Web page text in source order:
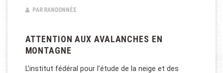
PAR RANDONNÉE
ATTENTION AUX AVALANCHES EN
MONTAGNE
L’institut fédéral pour l’étude de la neige et des